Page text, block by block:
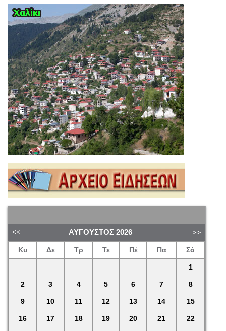
ΑΎΓΟΥΣΤΟΣ 2026
Κυ Δε Τρ Τε Πέ Πα Σά
1
2 3 4 5 6 7 8
9 10 11 12 13 14 15
16 17 18 19 20 21 22